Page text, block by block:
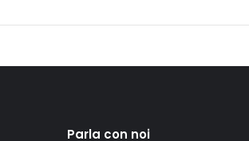
Parla con noi